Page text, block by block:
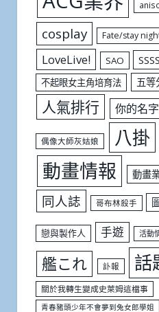
cosplay Fate/stay
LoveLive! SAO
不起眼女主角培育法 五等
人氣排行 你的名字
偶像大師灰姑娘 八掛
動畫情報 動畫
同人誌 哥布林殺手
戀與製作人 手遊 活動
艦これ 訃報 話
關於我轉生變成史萊姆這檔事
青春豬頭少年不會夢到兔女郎學姐